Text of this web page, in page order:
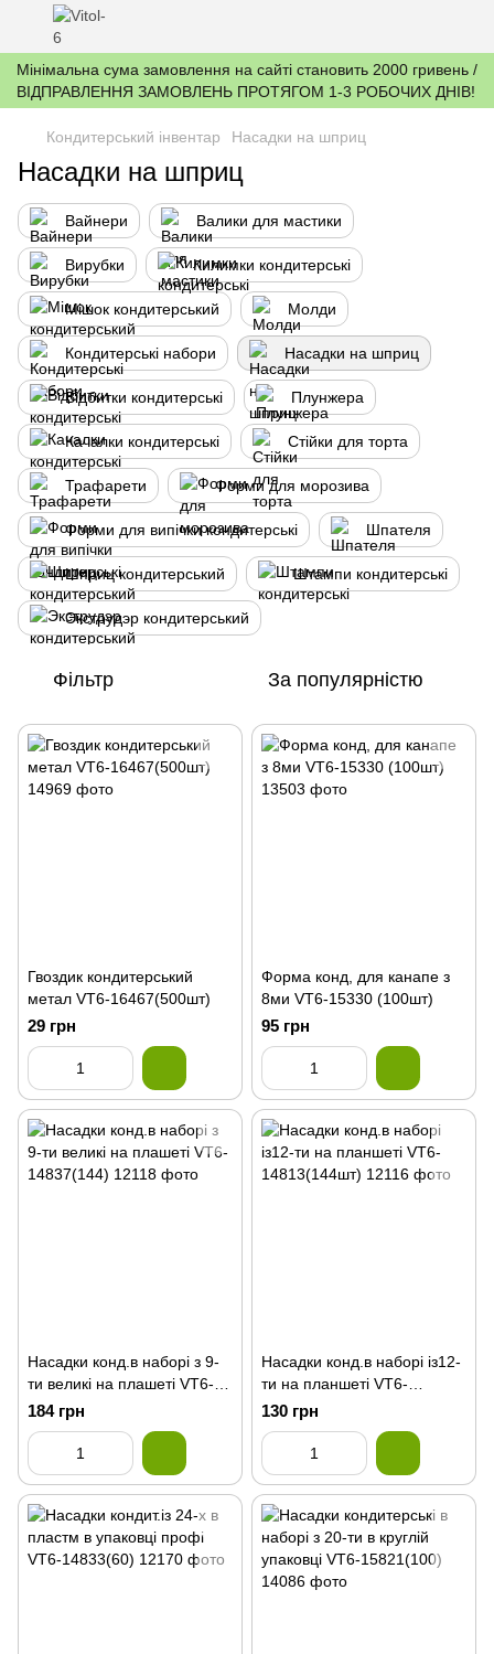
Мінімальна сума замовлення на сайті становить 2000 гривень /
ВІДПРАВЛЕННЯ ЗАМОВЛЕНЬ ПРОТЯГОМ 1-3 РОБОЧИХ ДНІВ!
Кондитерський інвентар Насадки на шприц
Насадки на шприц
Вайнери Валики для мастики
Вирубки Килимки кондитерські
Мішок кондитерський Молди
Кондитерські набори Насадки на шприц
Відбитки кондитерські Плунжера
Качалки кондитерські Стійки для торта
Трафарети Форми для морозива
Форми для випічки кондитерські Шпателя
Шприц кондитерський Штампи кондитерські
Экструдэр кондитерський
Фільтр За популярністю
Гвоздик кондитерський
метал VT6-16467(500шт)
29 грн
Форма конд, для канапе з
8ми VT6-15330 (100шт)
95 грн
Насадки конд.в наборі з 9-
ти великі на плашетi VT6-
14837(144)
184 грн
Насадки конд.в наборі із12-
ти на планшеті VT6-
14813(144шт)
130 грн